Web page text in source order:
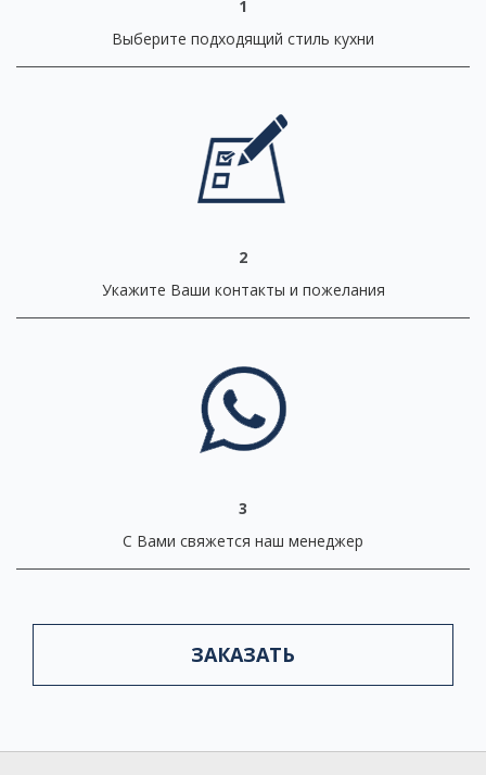
1
Выберите подходящий стиль кухни
2
Укажите Ваши контакты и пожелания
3
С Вами свяжется наш менеджер
ЗАКАЗАТЬ